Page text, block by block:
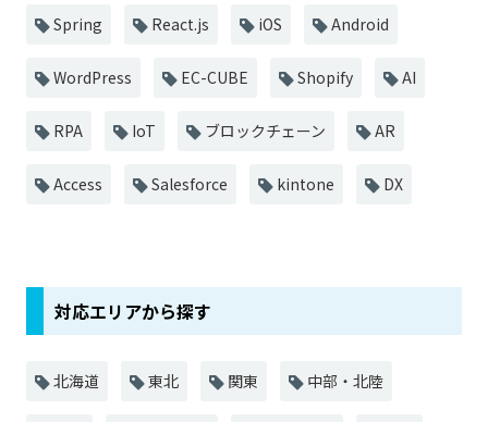
Spring React.js iOS Android
WordPress EC-CUBE Shopify AI
RPA IoT ブロックチェーン AR
Access Salesforce kintone DX
対応エリアから探す
北海道 東北 関東 中部・北陸